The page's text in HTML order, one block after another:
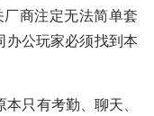
商注定无法简单套
办公玩家必须找到本
只有考勤、聊天、